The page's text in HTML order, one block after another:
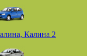
Калина 2